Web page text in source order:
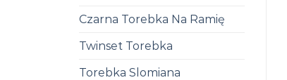
Czarna Torebka Na Ramię
Twinset Torebka
Torebka Slomiana